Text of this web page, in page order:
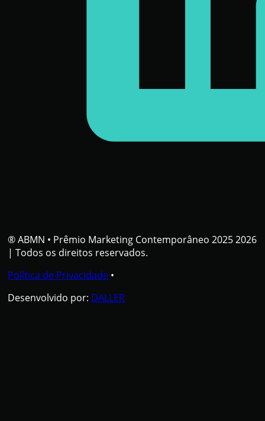
® ABMN • Prêmio Marketing Contemporâneo 2025 2026
| Todos os direitos reservados.
Política de Privacidade •
Desenvolvido por: DALLER